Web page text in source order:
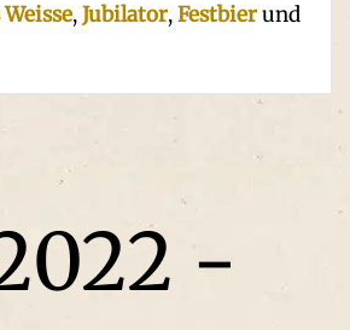
,Jubilator,Festbierund
-